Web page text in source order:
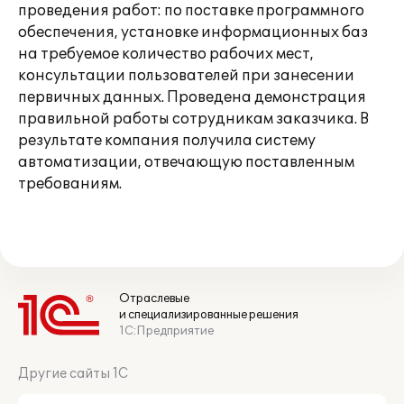
проведения работ: по поставке программного
обеспечения, установке информационных баз
на требуемое количество рабочих мест,
консультации пользователей при занесении
первичных данных. Проведена демонстрация
правильной работы сотрудникам заказчика. В
результате компания получила систему
автоматизации, отвечающую поставленным
требованиям.
Отраслевые
и специализированные решения
1С:Предприятие
Другие сайты 1С